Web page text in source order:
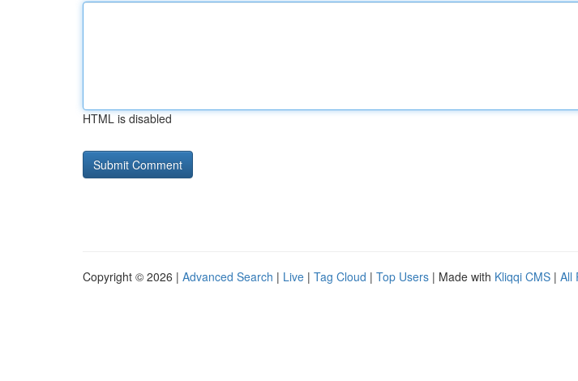
HTML is disabled
Copyright © 2026 | Advanced Search | Live | Tag Cloud | Top Users | Made with Kliqqi CMS | All